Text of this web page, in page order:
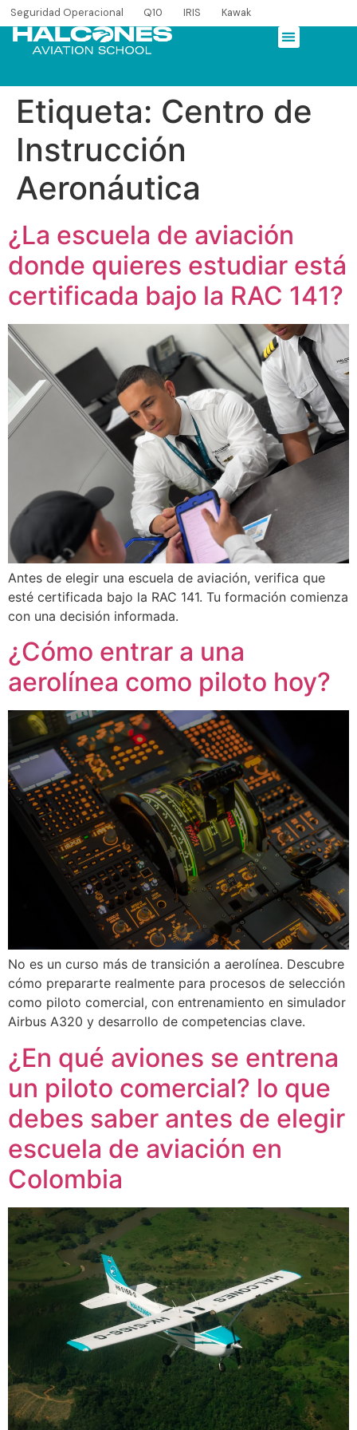
Seguridad Operacional Q10 IRIS Kawak
Etiqueta: Centro de
Instrucción
Aeronáutica
¿La escuela de aviación
donde quieres estudiar está
certificada bajo la RAC 141?
Antes de elegir una escuela de aviación, verifica que
esté certificada bajo la RAC 141. Tu formación comienza
con una decisión informada.
¿Cómo entrar a una
aerolínea como piloto hoy?
No es un curso más de transición a aerolínea. Descubre
cómo prepararte realmente para procesos de selección
como piloto comercial, con entrenamiento en simulador
Airbus A320 y desarrollo de competencias clave.
¿En qué aviones se entrena
un piloto comercial? lo que
debes saber antes de elegir
escuela de aviación en
Colombia